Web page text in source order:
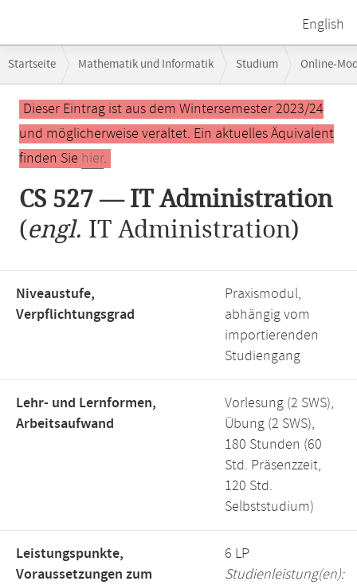
English
Navigation
Startseite Mathematik und Informatik Studium Online-
Hauptinhalt
Dieser Eintrag ist aus dem Wintersemester 2023/24
und möglicherweise veraltet. Ein aktuelles Äquivalent
finden Sie hier.
CS 527 — IT Administration
(engl. IT Administration)
Niveaustufe,
Verpflichtungsgrad
Praxismodul,
abhängig vom
importierenden
Studiengang
Lehr- und Lernformen,
Arbeitsaufwand
Vorlesung (2 SWS),
Übung (2 SWS),
180 Stunden (60
Std. Präsenzzeit,
120 Std.
Selbststudium)
Leistungspunkte,
Voraussetzungen zum
6 LP
Studienleistung(en):